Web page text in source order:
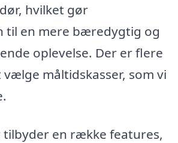
hvilket gør
til en mere bæredygtig og
oplevelse. Der er flere
måltidskasser, som vi
tilbyder en række features,